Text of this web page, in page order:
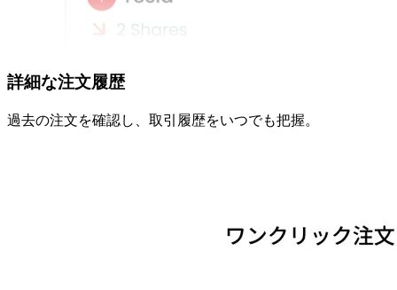
詳細な注文履歴
過去の注文を確認し、 取引履歴をいつでも把握。